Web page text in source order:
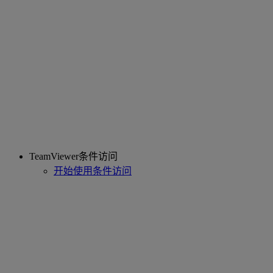
TeamViewer条件访问
开始使用条件访问